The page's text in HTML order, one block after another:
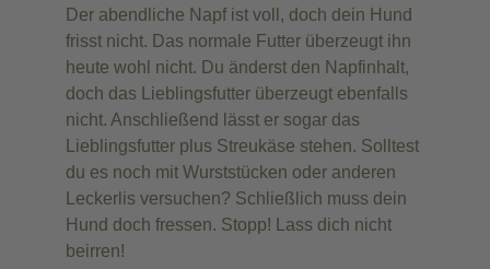
Der abendliche Napf ist voll, doch dein Hund
frisst nicht. Das normale Futter überzeugt ihn
heute wohl nicht. Du änderst den Napfinhalt,
doch das Lieblingsfutter überzeugt ebenfalls
nicht. Anschließend lässt er sogar das
Lieblingsfutter plus Streukäse stehen. Solltest
du es noch mit Wurststücken oder anderen
Leckerlis versuchen? Schließlich muss dein
Hund doch fressen. Stopp! Lass dich nicht
beirren!